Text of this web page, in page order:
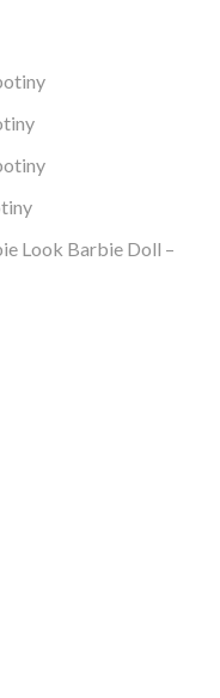
Look Barbie Doll –